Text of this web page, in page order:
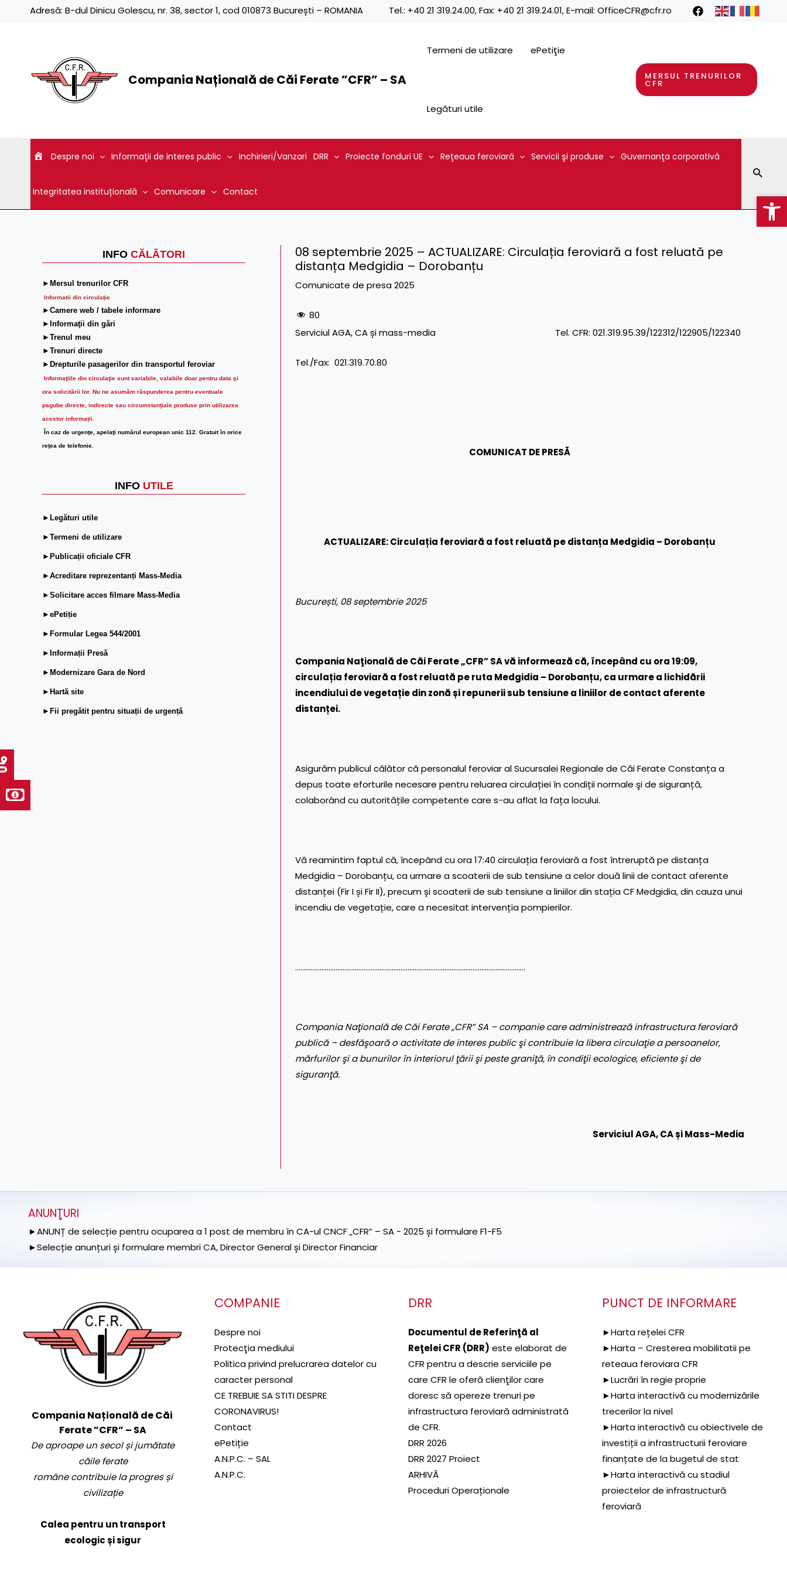
Adresă: B-dul Dinicu Golescu, nr. 38, sector 1, cod 010873 București – ROMANIA Tel.: +40 21 319.24.00, Fax: +40 21 319.24.01, E-mail: OfficeCFR@cfr.ro
Compania Națională de Căi Ferate ”CFR” – SA
Termeni de utilizare ePetiţie
Legături utile
MERSUL TRENURILOR
CFR
Despre noi Informaţii de interes public Inchirieri/Vanzari DRR Proiecte fonduri UE Reţeaua feroviară Servicii şi produse Guvernanţa corporativă
Integritatea instituțională Comunicare Contact
INFO CĂLĂTORI
►Mersul trenurilor CFR
Informatii din circulaţie
►Camere web / tabele informare
►Informaţii din gări
►Trenul meu
►Trenuri directe
►Drepturile pasagerilor din transportul feroviar
Informaţiile din circulaţie sunt variabile, valabile doar pentru data şi
ora solicitării lor. Nu ne asumăm răspunderea pentru eventuale
pagube directe, indirecte sau circumstanțiale produse prin utilizarea
acestor informații.
În caz de urgenţe, apelaţi numărul european unic 112. Gratuit în orice
reţea de telefonie.
INFO UTILE
►Legături utile
►Termeni de utilizare
►Publicații oficiale CFR
►Acreditare reprezentanți Mass-Media
►Solicitare acces filmare Mass-Media
►ePetiție
►Formular Legea 544/2001
►Informații Presă
►Modernizare Gara de Nord
►Hartă site
►Fii pregătit pentru situații de urgență
08 septembrie 2025 – ACTUALIZARE: Circulația feroviară a fost reluată pe
distanța Medgidia – Dorobanțu
Comunicate de presa 2025
80
Serviciul AGA, CA și mass-media Tel. CFR: 021.319.95.39/122312/122905/122340
Tel./Fax: 021.319.70.80
COMUNICAT DE PRESĂ
ACTUALIZARE: Circulația feroviară a fost reluată pe distanța Medgidia – Dorobanțu
București, 08 septembrie 2025
Compania Naţională de Căi Ferate „CFR” SA vă informează că, începând cu ora 19:09,
circulația feroviară a fost reluată pe ruta Medgidia – Dorobanțu, ca urmare a lichidării
incendiului de vegetație din zonă și repunerii sub tensiune a liniilor de contact aferente
distanței.
Asigurăm publicul călător că personalul feroviar al Sucursalei Regionale de Căi Ferate Constanța a
depus toate eforturile necesare pentru reluarea circulației în condiții normale şi de siguranță,
colaborând cu autoritățile competente care s-au aflat la fața locului.
Vă reamintim faptul că, începând cu ora 17:40 circulația feroviară a fost întreruptă pe distanța
Medgidia – Dorobanțu, ca urmare a scoaterii de sub tensiune a celor două linii de contact aferente
distanței (Fir I și Fir II), precum și scoaterii de sub tensiune a liniilor din stația CF Medgidia, din cauza unui
incendiu de vegetație, care a necesitat intervenția pompierilor.
……………………………………………………………………………………………………..……………
Compania Naţională de Căi Ferate „CFR” SA – companie care administrează infrastructura feroviară
publică – desfăşoară o activitate de interes public şi contribuie la libera circulaţie a persoanelor,
mărfurilor şi a bunurilor în interiorul ţării şi peste graniţă, în condiţii ecologice, eficiente şi de
siguranţă.
Serviciul AGA, CA și Mass-Media
ANUNŢURI
►ANUNȚ de selecție pentru ocuparea a 1 post de membru în CA-ul CNCF „CFR” – SA - 2025 și formulare F1-F5
►Selecție anunțuri și formulare membri CA, Director General și Director Financiar
Compania Națională de Căi
Ferate ”CFR” – SA
De aproape un secol și jumătate
căile ferate
române contribuie la progres și
civilizație
Calea pentru un transport
ecologic și sigur
COMPANIE
Despre noi
Protecţia mediului
Politica privind prelucrarea datelor cu
caracter personal
CE TREBUIE SA STITI DESPRE
CORONAVIRUS!
Contact
ePetiție
A.N.P.C. – SAL
A.N.P.C.
DRR
Documentul de Referinţă al
Reţelei CFR (DRR) este elaborat de
CFR pentru a descrie serviciile pe
care CFR le oferă clienţilor care
doresc să opereze trenuri pe
infrastructura feroviară administrată
de CFR.
DRR 2026
DRR 2027 Proiect
ARHIVĂ
Proceduri Operaționale
PUNCT DE INFORMARE
►Harta rețelei CFR
►Harta – Cresterea mobilitatii pe
reteaua feroviara CFR
►Lucrări în regie proprie
►Harta interactivă cu modernizările
trecerilor la nivel
►Harta interactivă cu obiectivele de
investiții a infrastructurii feroviare
finanțate de la bugetul de stat
►Harta interactivă cu stadiul
proiectelor de infrastructură
feroviară